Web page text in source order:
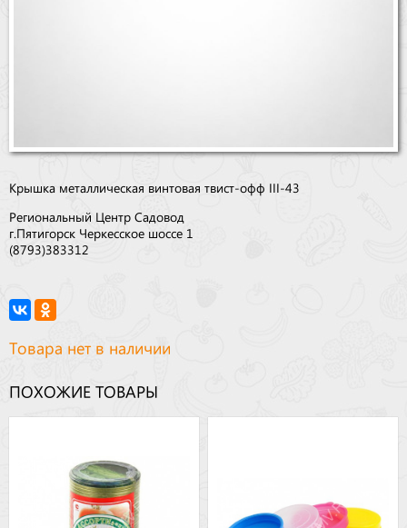
Крышка металлическая винтовая твист-офф III-43
Региональный Центр Садовод
г.Пятигорск Черкесское шоссе 1
(8793)383312
Товара нет в наличии
ПОХОЖИЕ ТОВАРЫ